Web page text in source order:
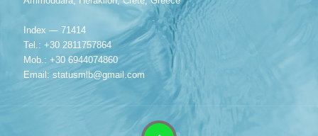
Index — 71414
Tel.: +30 2811757864
Mob.: +30 6944074860
Email: statusmlb@gmail.com